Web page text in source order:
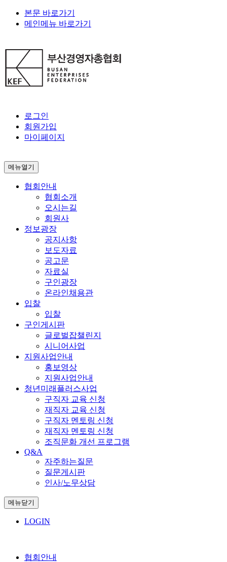
본문 바로가기
메인메뉴 바로가기
로그인
회원가입
마이페이지
메뉴열기
협회안내
협회소개
오시는길
회원사
정보광장
공지사항
보도자료
공고문
자료실
구인광장
온라인채용관
입찰
입찰
구인게시판
글로벌잡챌린지
시니어사업
지원사업안내
홍보영상
지원사업안내
청년미래플러스사업
구직자 교육 신청
재직자 교육 신청
구직자 멘토링 신청
재직자 멘토링 신청
조직문화 개선 프로그램
Q&A
자주하는질문
질문게시판
인사/노무상담
메뉴닫기
LOGIN
협회안내